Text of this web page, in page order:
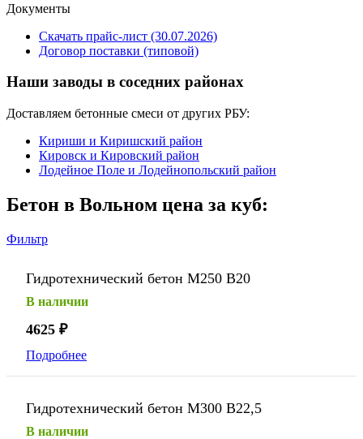
Документы
Скачать прайс-лист (30.07.2026)
Договор поставки (типовой)
Наши заводы в соседних районах
Доставляем бетонные смеси от других РБУ:
Кириши и Киришский район
Кировск и Кировский район
Лодейное Поле и Лодейнопольский район
Бетон в Вольном цена за куб:
Фильтр
Гидротехнический бетон М250 В20
В наличии
4625 ₽
Подробнее
Гидротехнический бетон М300 В22,5
В наличии